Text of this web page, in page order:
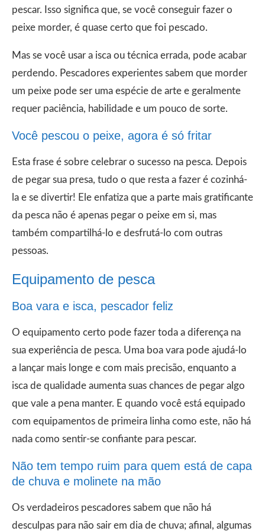
pescar. Isso significa que, se você conseguir fazer o
peixe morder, é quase certo que foi pescado.
Mas se você usar a isca ou técnica errada, pode acabar
perdendo. Pescadores experientes sabem que morder
um peixe pode ser uma espécie de arte e geralmente
requer paciência, habilidade e um pouco de sorte.
Você pescou o peixe, agora é só fritar
Esta frase é sobre celebrar o sucesso na pesca. Depois
de pegar sua presa, tudo o que resta a fazer é cozinhá-
la e se divertir! Ele enfatiza que a parte mais gratificante
da pesca não é apenas pegar o peixe em si, mas
também compartilhá-lo e desfrutá-lo com outras
pessoas.
Equipamento de pesca
Boa vara e isca, pescador feliz
O equipamento certo pode fazer toda a diferença na
sua experiência de pesca. Uma boa vara pode ajudá-lo
a lançar mais longe e com mais precisão, enquanto a
isca de qualidade aumenta suas chances de pegar algo
que vale a pena manter. E quando você está equipado
com equipamentos de primeira linha como este, não há
nada como sentir-se confiante para pescar.
Não tem tempo ruim para quem está de capa
de chuva e molinete na mão
Os verdadeiros pescadores sabem que não há
desculpas para não sair em dia de chuva; afinal, algumas